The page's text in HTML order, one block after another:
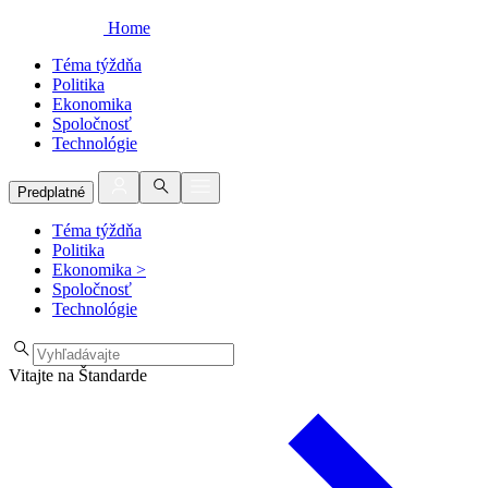
Home
Téma týždňa
Politika
Ekonomika
Spoločnosť
Technológie
Predplatné
Téma týždňa
Politika
Ekonomika >
Spoločnosť
Technológie
Vitajte na Štandarde